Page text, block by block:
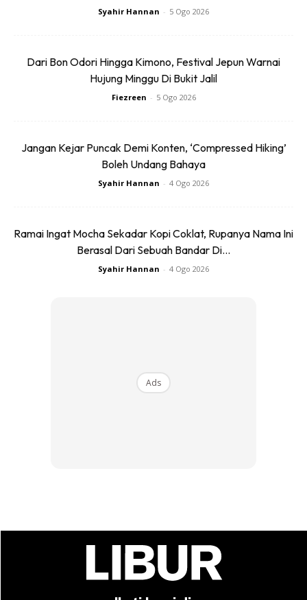
Syahir Hannan - 5 Ogo 2026
Dari Bon Odori Hingga Kimono, Festival Jepun Warnai
Hujung Minggu Di Bukit Jalil
Fiezreen - 5 Ogo 2026
Jangan Kejar Puncak Demi Konten, ‘Compressed Hiking’
Boleh Undang Bahaya
Syahir Hannan - 4 Ogo 2026
Ramai Ingat Mocha Sekadar Kopi Coklat, Rupanya Nama Ini
Berasal Dari Sebuah Bandar Di...
Syahir Hannan - 4 Ogo 2026
Ads